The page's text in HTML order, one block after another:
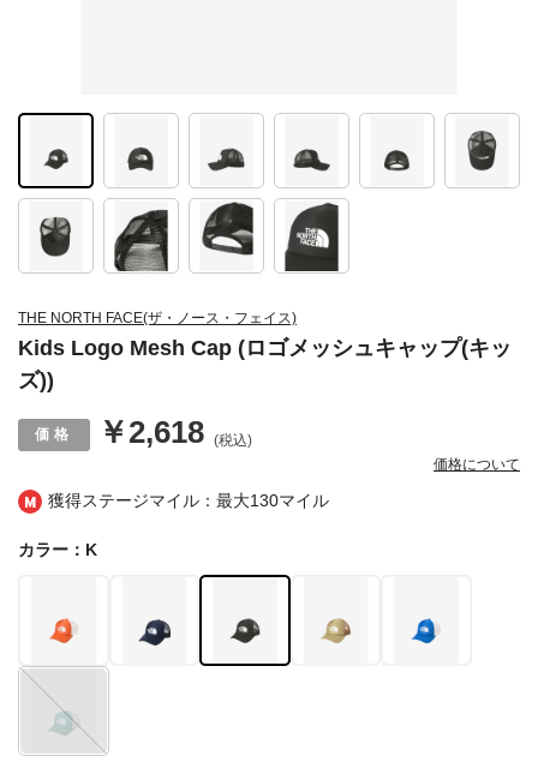
獲得ステージマイル：最大130マイル
THE NORTH FACE(ザ・ノース・フェイス)
Kids Logo Mesh Cap (ロゴメッシュキャップ(キッ
ズ))
￥2,618 (税込)
価格について
カラー：K